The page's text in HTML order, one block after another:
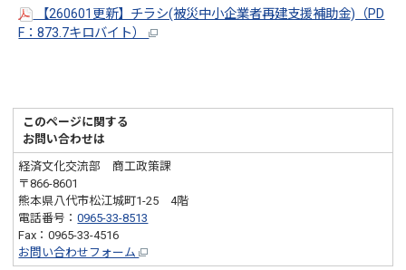
【260601更新】チラシ(被災中小企業者再建支援補助金)（PD
F：873.7キロバイト）
このページに関する
お問い合わせは
経済文化交流部 商工政策課
〒866-8601
熊本県八代市松江城町1-25 4階
電話番号：0965-33-8513
Fax：0965-33-4516
お問い合わせフォーム